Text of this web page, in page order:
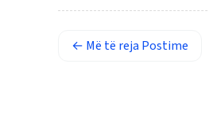
← Më të reja Postime
Azərbaycan dili
Eesti